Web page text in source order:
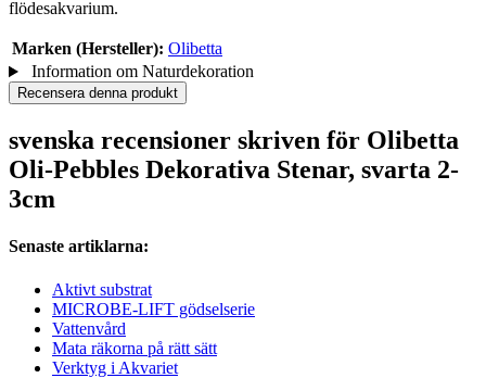
flödesakvarium.
Marken (Hersteller): Olibetta
Information om Naturdekoration
Recensera denna produkt
svenska recensioner skriven för Olibetta
Oli-Pebbles Dekorativa Stenar, svarta 2-
3cm
Senaste artiklarna:
Aktivt substrat
MICROBE-LIFT gödselserie
Vattenvård
Mata räkorna på rätt sätt
Verktyg i Akvariet